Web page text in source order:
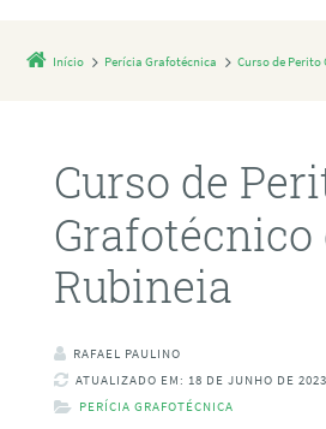
Início Perícia Grafotécnica Curso de
Curso de
Grafotécnico
Rubineia
RAFAEL PAULINO
ATUALIZADO EM: 18 DE JUNHO DE 2023
PERÍCIA GRAFOTÉCNICA